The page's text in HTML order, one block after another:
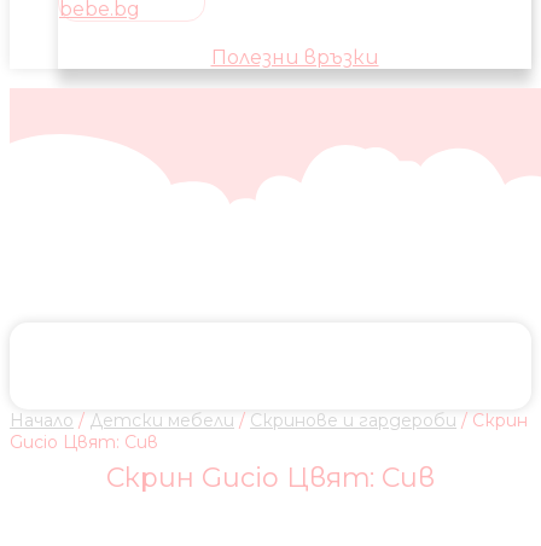
Полезни връзки
Начало / Детски мебели / Скринове и гардероби / Скрин
Gucio Цвят: Сив
Скрин Gucio Цвят: Сив